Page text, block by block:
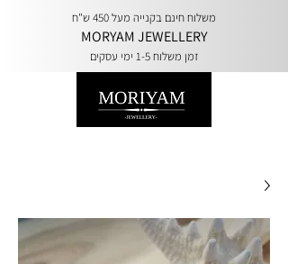
משלוח חינם בקנייה מעל 450 ש"ח
MORYAM JEWELLERY
זמן משלוח 1-5 ימי עסקים